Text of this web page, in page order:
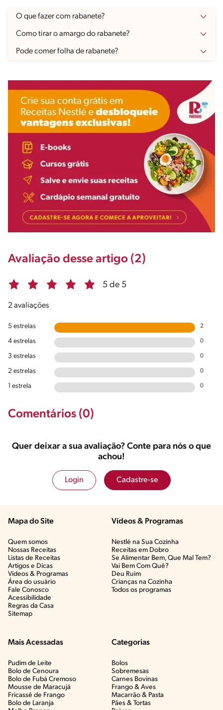
O que fazer com rabanete?
Como tirar o amargo do rabanete?
Pode comer folha de rabanete?
Avaliação desse artigo (2)
5 de 5
2 avaliações
5 estrelas 2
4 estrelas 0
3 estrelas 0
2 estrelas 0
1 estrela 0
Comentários (0)
Quer deixar a sua avaliação? Conte para nós o que
achou!
Login Cadastre-se
Mapa do Site
Quem somos
Nossas Receitas
Listas de Receitas​
Artigos e Dicas​
Vídeos & Programas​
Área do usuário
Fale Conosco
Acessibilidade
Regras da Casa
Sitemap
Vídeos & Programas​
Nestlé na Sua Cozinha
Receitas em Dobro
Se Alimentar Bem, Que Mal Tem?​
Vai Bem Com Quê?​
Deu Ruim​
Crianças na Cozinha​
Todos os programas
Mais Acessadas
Pudim de Leite
Bolo de Cenoura
Bolo de Fubá Cremoso
Mousse de Maracujá
Fricassê de Frango
Bolo de Laranja
Categorias
Bolos
Sobremesas
Carnes Bovinas​
Frango & Aves​
Macarrão & Pasta​
Pães & Tortas​